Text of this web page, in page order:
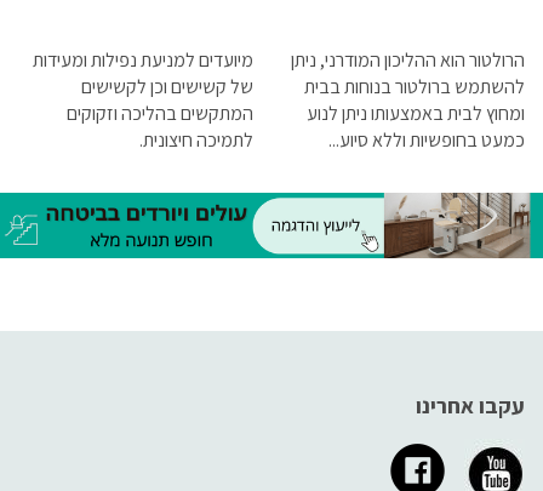
הרולטור הוא ההליכון המודרני, ניתן
להשתמש ברולטור בנוחות בבית
ומחוץ לבית באמצעותו ניתן לנוע
כמעט בחופשיות וללא סיוע...
מיועדים למניעת נפילות ומעידות
של קשישים וכן לקשישים
המתקשים בהליכה וזקוקים
לתמיכה חיצונית.
עקבו אחרינו